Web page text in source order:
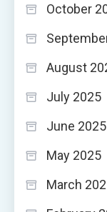
October
August
July 2025
June 2025
May 2025
March